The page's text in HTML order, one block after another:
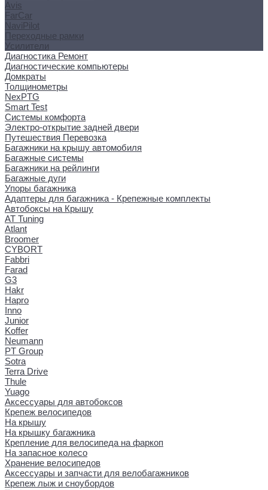
Avis
FarCar
NaviPilot
Переходные рамки
Усилители
Диагностика Ремонт
Диагностические компьютеры
Домкраты
Толщинометры
NexPTG
Smart Test
Системы комфорта
Электро-открытие задней двери
Путешествия Перевозка
Багажники на крышу автомобиля
Багажные системы
Багажники на рейлинги
Багажные дуги
Упоры багажника
Адаптеры для багажника - Крепежные комплекты
Автобоксы на Крышу
AT Tuning
Atlant
Broomer
CYBORT
Fabbri
Farad
G3
Hakr
Hapro
Inno
Junior
Koffer
Neumann
PT Group
Sotra
Terra Drive
Thule
Yuago
Аксессуары для автобоксов
Крепеж велосипедов
На крышу
На крышку багажника
Крепление для велосипеда на фаркоп
На запасное колесо
Хранение велосипедов
Аксессуары и запчасти для велобагажников
Крепеж лыж и сноубордов